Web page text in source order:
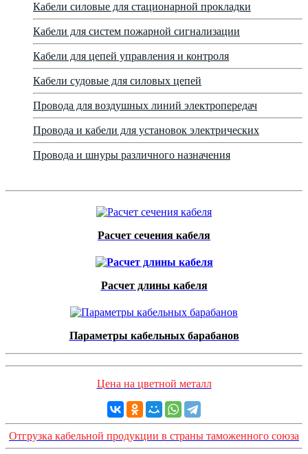
Кабели силовые для стационарной прокладки
Кабели для систем пожарной сигнализации
Кабели для цепей управления и контроля
Кабели судовые для силовых цепей
Провода для воздушных линий электропередач
Провода и кабели для установок электрических
Провода и шнуры различного назначения
Расчет сечения кабеля
Расчет длины кабеля
Параметры кабельных барабанов
Цена на цветной металл
Отгрузка кабельной продукции в страны таможенного союза